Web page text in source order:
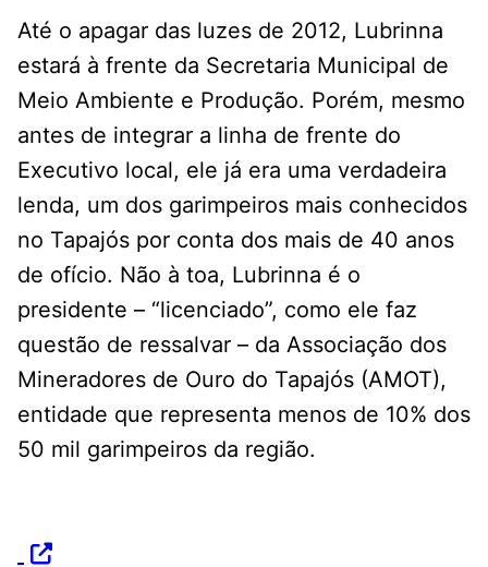
Até o apagar das luzes de 2012, Lubrinna
estará à frente da Secretaria Municipal de
Meio Ambiente e Produção. Porém, mesmo
antes de integrar a linha de frente do
Executivo local, ele já era uma verdadeira
lenda, um dos garimpeiros mais conhecidos
no Tapajós por conta dos mais de 40 anos
de ofício. Não à toa, Lubrinna é o
presidente – “licenciado”, como ele faz
questão de ressalvar – da Associação dos
Mineradores de Ouro do Tapajós (AMOT),
entidade que representa menos de 10% dos
50 mil garimpeiros da região.